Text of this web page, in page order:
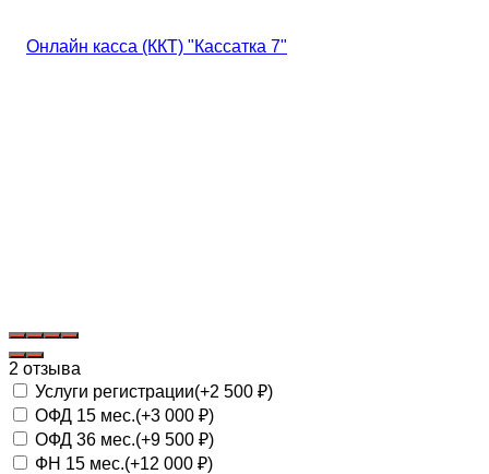
2 отзыва
Услуги регистрации(+2 500 ₽)
ОФД 15 мес.(+3 000 ₽)
ОФД 36 мес.(+9 500 ₽)
ФН 15 мес.(+12 000 ₽)